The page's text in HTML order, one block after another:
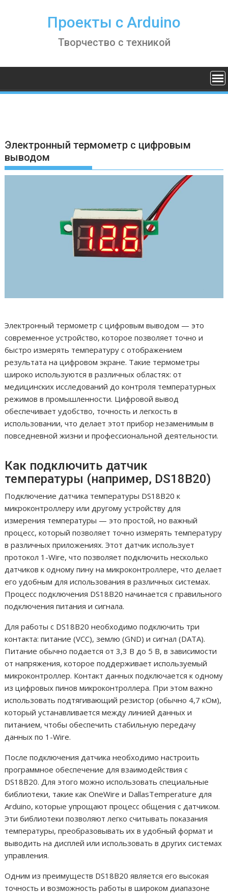
o
o
Проекты с Arduino
Творчество с техникой
Электронный термометр с цифровым
выводом
Электронный термометр с цифровым выводом — это
современное устройство, которое позволяет точно и
быстро измерять температуру с отображением
результата на цифровом экране. Такие термометры
широко используются в различных областях: от
медицинских исследований до контроля температурных
режимов в промышленности. Цифровой вывод
обеспечивает удобство, точность и легкость в
использовании, что делает этот прибор незаменимым в
повседневной жизни и профессиональной деятельности.
Как подключить датчик
температуры (например, DS18B20)
Подключение датчика температуры DS18B20 к
микроконтроллеру или другому устройству для
измерения температуры — это простой, но важный
процесс, который позволяет точно измерять температуру
в различных приложениях. Этот датчик использует
протокол 1-Wire, что позволяет подключить несколько
датчиков к одному пину на микроконтроллере, что делает
его удобным для использования в различных системах.
Процесс подключения DS18B20 начинается с правильного
подключения питания и сигнала.
Для работы с DS18B20 необходимо подключить три
контакта: питание (VCC), землю (GND) и сигнал (DATA).
Питание обычно подается от 3,3 В до 5 В, в зависимости
от напряжения, которое поддерживает используемый
микроконтроллер. Контакт данных подключается к одному
из цифровых пинов микроконтроллера. При этом важно
использовать подтягивающий резистор (обычно 4,7 кОм),
который устанавливается между линией данных и
питанием, чтобы обеспечить стабильную передачу
данных по 1-Wire.
После подключения датчика необходимо настроить
программное обеспечение для взаимодействия с
DS18B20. Для этого можно использовать специальные
библиотеки, такие как OneWire и DallasTemperature для
Arduino, которые упрощают процесс общения с датчиком.
Эти библиотеки позволяют легко считывать показания
температуры, преобразовывать их в удобный формат и
выводить на дисплей или использовать в других системах
управления.
Одним из преимуществ DS18B20 является его высокая
точность и возможность работы в широком диапазоне